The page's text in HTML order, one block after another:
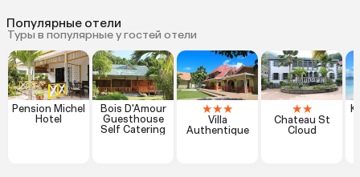
Популярные отели
Туры в популярные у гостей отели
Pension Michel
Hotel
Bois D'Amour
Guesthouse
Self Catering
★★★
Villa
Authentique
★★
Chateau St
Cloud